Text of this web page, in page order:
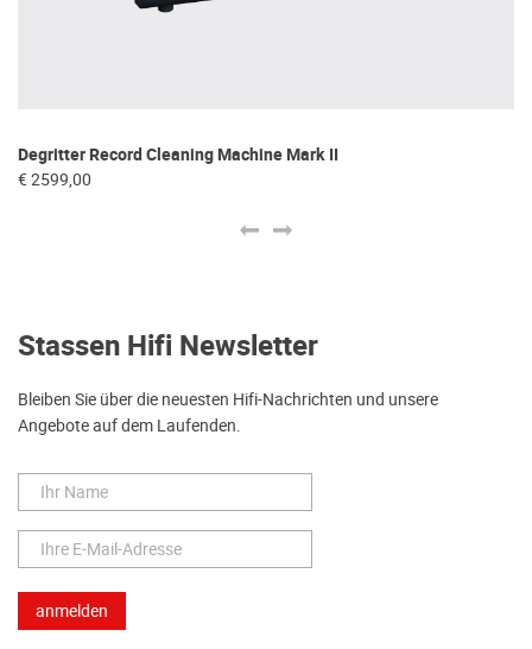
Degritter Record Cleaning Machine Mark II
€ 2599,00
Stassen Hifi Newsletter
Bleiben Sie über die neuesten Hifi-Nachrichten und unsere
Angebote auf dem Laufenden.